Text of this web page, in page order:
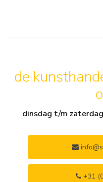
de
dinsdag t/m
+31